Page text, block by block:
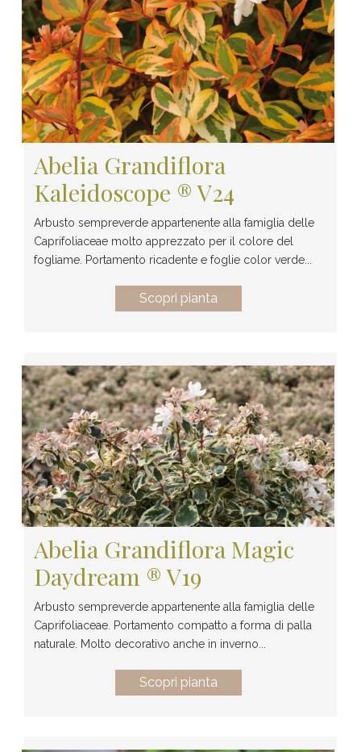
Abelia Grandiflora
Kaleidoscope ® V24
Arbusto sempreverde appartenente alla famiglia delle
Caprifoliaceae molto apprezzato per il colore del
fogliame. Portamento ricadente e foglie color verde...
Scopri pianta
Abelia Grandiflora Magic
Daydream ® V19
Arbusto sempreverde appartenente alla famiglia delle
Caprifoliaceae. Portamento compatto a forma di palla
naturale. Molto decorativo anche in inverno...
Scopri pianta